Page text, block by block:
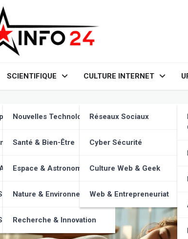
SCIENTIFIQUE
Nouvelles Technologies
Santé & Bien-Être
Espace & Astronomie
Nature & Environnement
Recherche & Innovation
CULTURE INTERNET
Réseaux Sociaux
Cyber Sécurité
Culture Web & Geek
Web & Entrepreneuriat
Sommeil Réparateur et